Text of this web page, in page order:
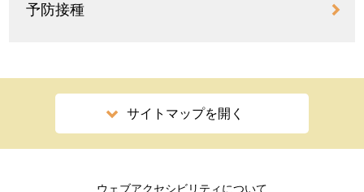
予防接種
サイトマップを開く
ウェブアクセシビリティについて